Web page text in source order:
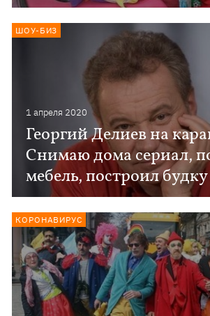
1 апреля 2020
Георгий Делиев на
Снимаю дома сериал,
мебель, построил
ШОУ-БИЗ
КОРОНАВИРУС